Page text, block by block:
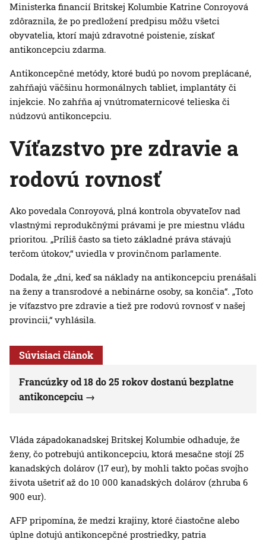
Ministerka financií Britskej Kolumbie Katrine Conroyová
zdôraznila, že po predložení predpisu môžu všetci
obyvatelia, ktorí majú zdravotné poistenie, získať
antikoncepciu zdarma.
Antikoncepčné metódy, ktoré budú po novom preplácané,
zahŕňajú väčšinu hormonálnych tabliet, implantáty či
injekcie. No zahŕňa aj vnútromaternicové telieska či
núdzovú antikoncepciu.
Víťazstvo pre zdravie a
rodovú rovnosť
Ako povedala Conroyová, plná kontrola obyvateľov nad
vlastnými reprodukčnými právami je pre miestnu vládu
prioritou. „Príliš často sa tieto základné práva stávajú
terčom útokov,“ uviedla v provinčnom parlamente.
Dodala, že „dni, keď sa náklady na antikoncepciu prenášali
na ženy a transrodové a nebinárne osoby, sa končia“. „Toto
je víťazstvo pre zdravie a tiež pre rodovú rovnosť v našej
provincii,“ vyhlásila.
Súvisiaci článok
Francúzky od 18 do 25 rokov dostanú bezplatne
antikoncepciu
Vláda západokanadskej Britskej Kolumbie odhaduje, že
ženy, čo potrebujú antikoncepciu, ktorá mesačne stojí 25
kanadských dolárov (17 eur), by mohli takto počas svojho
života ušetriť až do 10 000 kanadských dolárov (zhruba 6
900 eur).
AFP pripomína, že medzi krajiny, ktoré čiastočne alebo
úplne dotujú antikoncepčné prostriedky, patria